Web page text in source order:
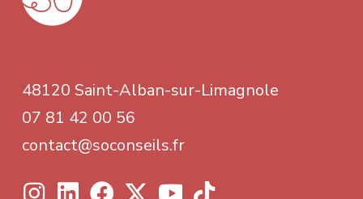
48120 Saint-Alban-sur-Limagnole
07 81 42 00 56
contact@soconseils.fr